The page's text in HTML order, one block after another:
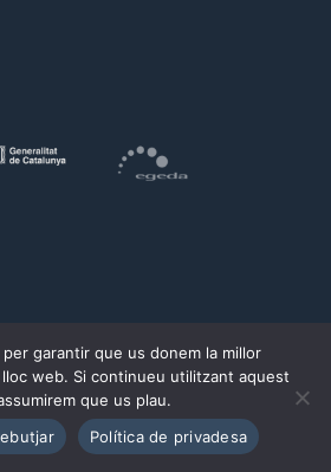
©PROA 2026.
Avís legal
garantir que us donem la millor
web. Si continueu utilitzant aquest
que us plau.
Política de privadesa